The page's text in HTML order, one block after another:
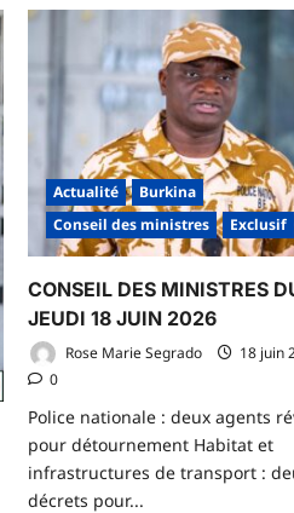
Actualité
Burkina
Conseil des ministres
Exclusif
CONSEIL DES MINISTRES
JEUDI 18 JUIN 2026
Rose Marie Segrado
18 juin
0
Police nationale : deux agents
pour détournement Habitat et
infrastructures de transport :
décrets pour...